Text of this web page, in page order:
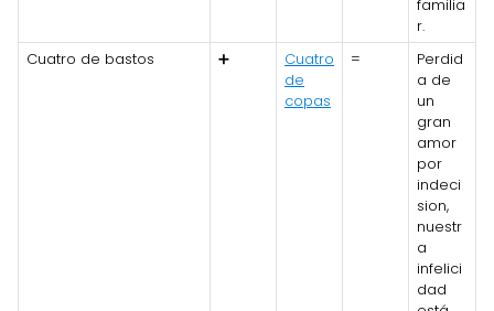
familia
r.
Cuatro de bastos
➕
Cuatro
de
copas
=
Perdid
a de
un
gran
amor
por
indeci
sion,
nuestr
a
infelici
dad